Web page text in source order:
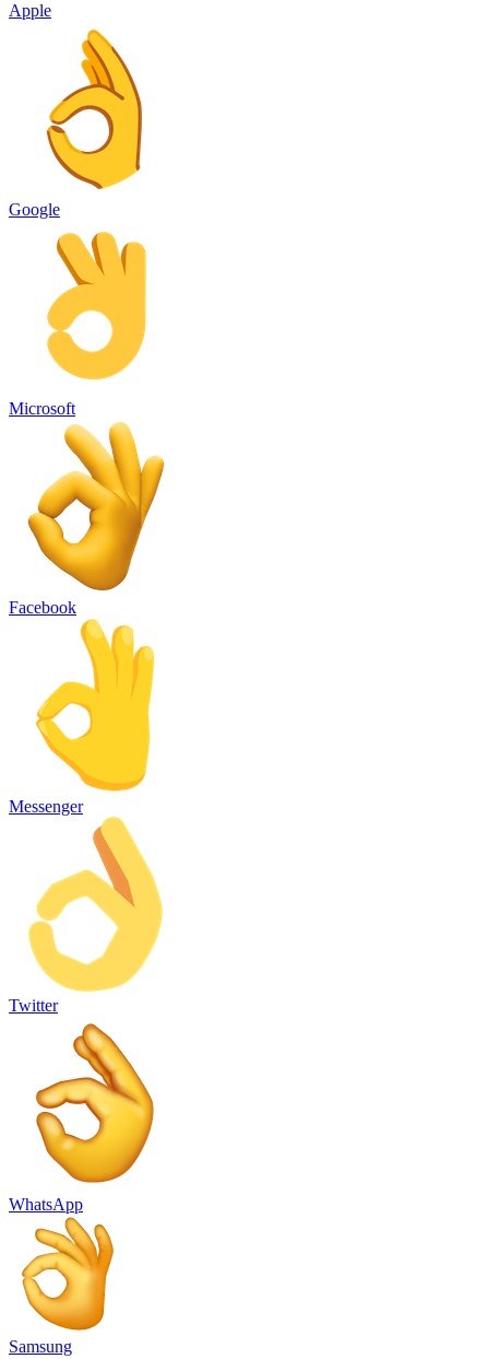
Apple
Google
Microsoft
Facebook
Messenger
Twitter
WhatsApp
Samsung